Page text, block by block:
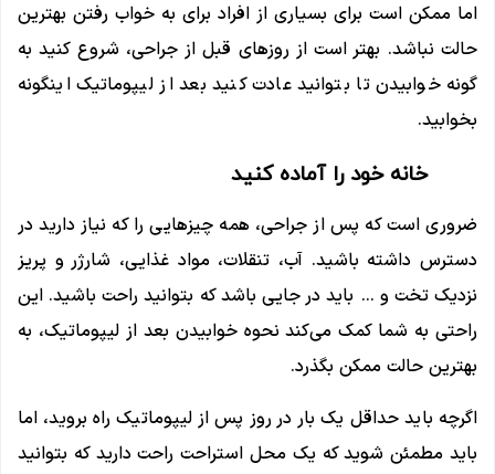
اما ممکن است برای بسیاری از افراد برای به خواب رفتن بهترین
حالت نباشد. بهتر است از روزهای قبل از جراحی، شروع کنید به
گونه خوابیدن تا بتوانید عادت کنید بعد از لیپوماتیک اینگونه
بخوابید.
خانه خود را آماده کنید
ضروری است که پس از جراحی، همه چیزهایی را که نیاز دارید در
دسترس داشته باشید. آب، تنقلات، مواد غذایی، شارژر و پریز
نزدیک تخت و … باید در جایی باشد که بتوانید راحت باشید. این
راحتی به شما کمک می‌کند نحوه خوابیدن بعد از لیپوماتیک، به
بهترین حالت ممکن بگذرد.
اگرچه باید حداقل یک بار در روز پس از لیپوماتیک راه بروید، اما
باید مطمئن شوید که یک محل استراحت راحت دارید که بتوانید